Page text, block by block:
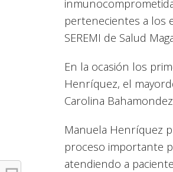
pertenecientes a los
SEREMI de Salud
En la ocasión los
Henríquez, el
Carolina
Manuela Henríquez
proceso importante
atendiendo a